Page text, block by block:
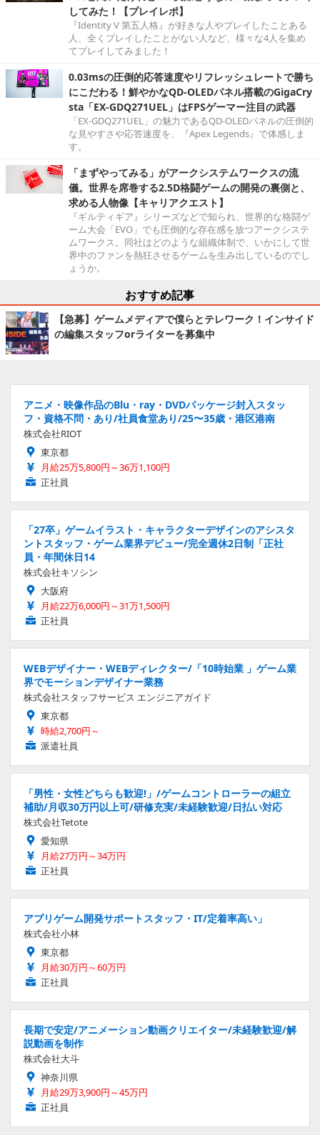
してみた！【プレイレポ】
『Identity V 第五人格』が好きな人やプレイしたことある
人、全くプレイしたことがない人など、様々な4人を集め
てプレイしてみました！
0.03msの圧倒的応答速度やリフレッシュレートで勝ち
にこだわる！鮮やかなQD-OLEDパネル搭載のGigaCry
sta「EX-GDQ271UEL」はFPSゲーマー注目の武器
「EX-GDQ271UEL」の魅力であるQD-OLEDパネルの圧倒的
な見やすさや応答速度を、『Apex Legends』で体感しま
す。
「まずやってみる」がアークシステムワークスの流
儀。世界を席巻する2.5D格闘ゲームの開発の裏側と、
求める人物像【キャリアクエスト】
『ギルティギア』シリーズなどで知られ、世界的な格闘ゲ
ーム大会「EVO」でも圧倒的な存在感を放つアークシステ
ムワークス。同社はどのような組織体制で、いかにして世
界中のファンを熱狂させるゲームを生み出しているのでし
ょうか。
おすすめ記事
【急募】ゲームメディアで僕らとテレワーク！インサイド
の編集スタッフorライターを募集中
アニメ・映像作品のBlu・ray・DVDパッケージ封入スタッ
フ・資格不問・あり/社員食堂あり/25〜35歳・港区港南
株式会社RIOT
東京都
月給25万5,800円～36万1,100円
正社員
「27卒」ゲームイラスト・キャラクターデザインのアシスタ
ントスタッフ・ゲーム業界デビュー/完全週休2日制「正社
員・年間休日14
株式会社キソシン
大阪府
月給22万6,000円～31万1,500円
正社員
WEBデザイナー・WEBディレクター/「10時始業 」ゲーム業
界でモーションデザイナー業務
株式会社スタッフサービス エンジニアガイド
東京都
時給2,700円～
派遣社員
「男性・女性どちらも歓迎!」/ゲームコントローラーの組立
補助/月収30万円以上可/研修充実/未経験歓迎/日払い対応
株式会社Tetote
愛知県
月給27万円～34万円
正社員
アプリゲーム開発サポートスタッフ・IT/定着率高い」
株式会社小林
東京都
月給30万円～60万円
正社員
長期で安定/アニメーション動画クリエイター/未経験歓迎/解
説動画を制作
株式会社大斗
神奈川県
月給29万3,900円～45万円
正社員